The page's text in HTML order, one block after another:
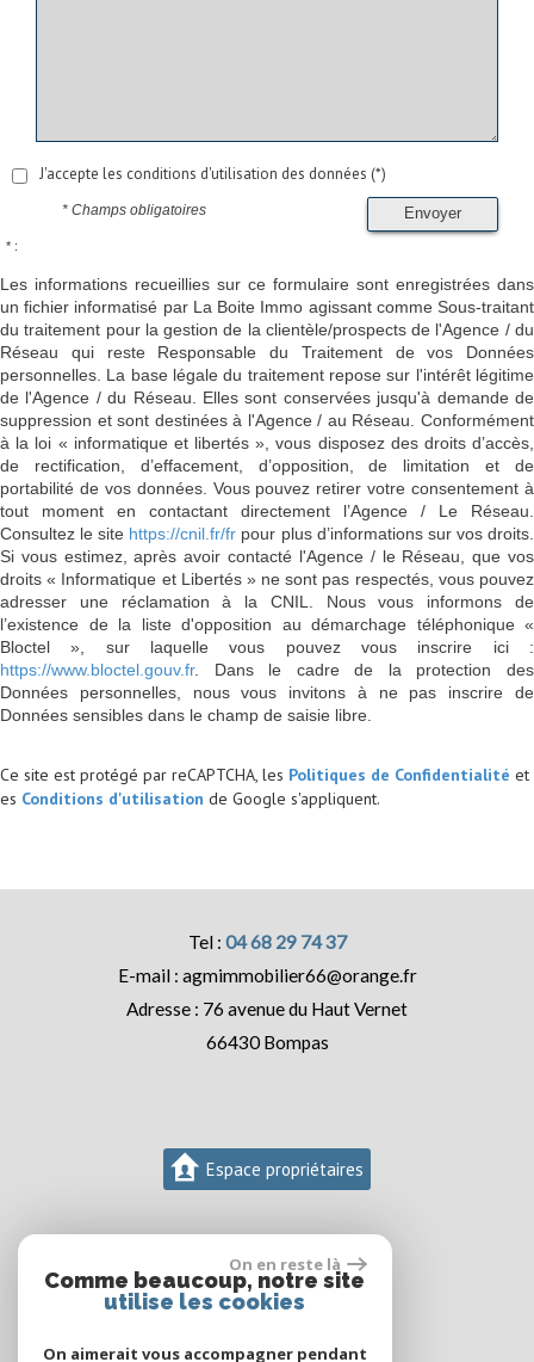
J'accepte les conditions d'utilisation des données (*)
Envoyer
* Champs obligatoires
* :
Les informations recueillies sur ce formulaire sont enregistrées dans
un fichier informatisé par La Boite Immo agissant comme Sous-traitant
du traitement pour la gestion de la clientèle/prospects de l'Agence / du
Réseau qui reste Responsable du Traitement de vos Données
personnelles. La base légale du traitement repose sur l'intérêt légitime
de l'Agence / du Réseau. Elles sont conservées jusqu'à demande de
suppression et sont destinées à l'Agence / au Réseau. Conformément
à la loi « informatique et libertés », vous disposez des droits d’accès,
de rectification, d’effacement, d’opposition, de limitation et de
portabilité de vos données. Vous pouvez retirer votre consentement à
tout moment en contactant directement l’Agence / Le Réseau.
Consultez le site https://cnil.fr/fr pour plus d’informations sur vos droits.
Si vous estimez, après avoir contacté l'Agence / le Réseau, que vos
droits « Informatique et Libertés » ne sont pas respectés, vous pouvez
adresser une réclamation à la CNIL. Nous vous informons de
l’existence de la liste d'opposition au démarchage téléphonique «
Bloctel », sur laquelle vous pouvez vous inscrire ici :
https://www.bloctel.gouv.fr. Dans le cadre de la protection des
Données personnelles, nous vous invitons à ne pas inscrire de
Données sensibles dans le champ de saisie libre.
Ce site est protégé par reCAPTCHA, les Politiques de Confidentialité et
es Conditions d'utilisation de Google s'appliquent.
04 68 29 74 37
agmimmobilier66@orange.fr
76 avenue du Haut Vernet
66430 Bompas
Espace propriétaires
On en reste là
Comme beaucoup, notre site
utilise les cookies
On aimerait vous accompagner pendant